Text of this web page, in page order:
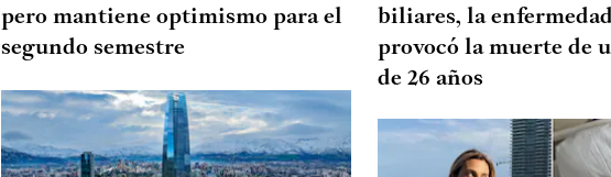
pero mantiene optimismo para el
segundo semestre
biliares, la
provocó la muerte de
de 26 años